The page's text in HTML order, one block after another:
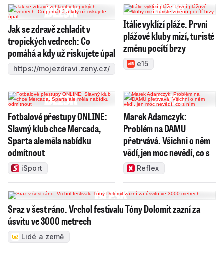
Jak se zdravě zchladit v
tropických vedrech: Co
pomáhá a kdy už riskujete úpal
https://mojezdravi.zeny.cz/
Itálie vyklízí pláže. První
plážové kluby mizí, turisté
změnu pocítí brzy
e15
Fotbalové přestupy ONLINE:
Slavný klub chce Mercada,
Sparta ale měla nabídku
odmítnout
iSport
Marek Adamczyk:
Problém na DAMU
přetrvává. Všichni o něm
vědí, jen moc nevědí, co s
nímReflex
Sraz v šest ráno. Vrchol festivalu Tóny Dolomit zazní za
úsvitu ve 3000 metrech
Lidé a země